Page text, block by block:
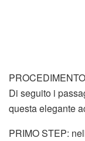
PROCEDIMENTO
Di seguito i
questa elegante
PRIMO STEP: